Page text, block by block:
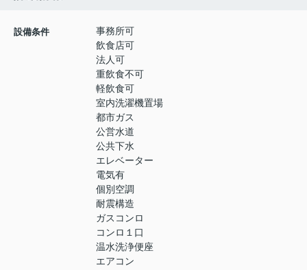
設備条件
事務所可
飲食店可
法人可
重飲食不可
軽飲食可
室内洗濯機置場
都市ガス
公営水道
公共下水
エレベーター
電気有
個別空調
耐震構造
ガスコンロ
コンロ１口
温水洗浄便座
エアコン